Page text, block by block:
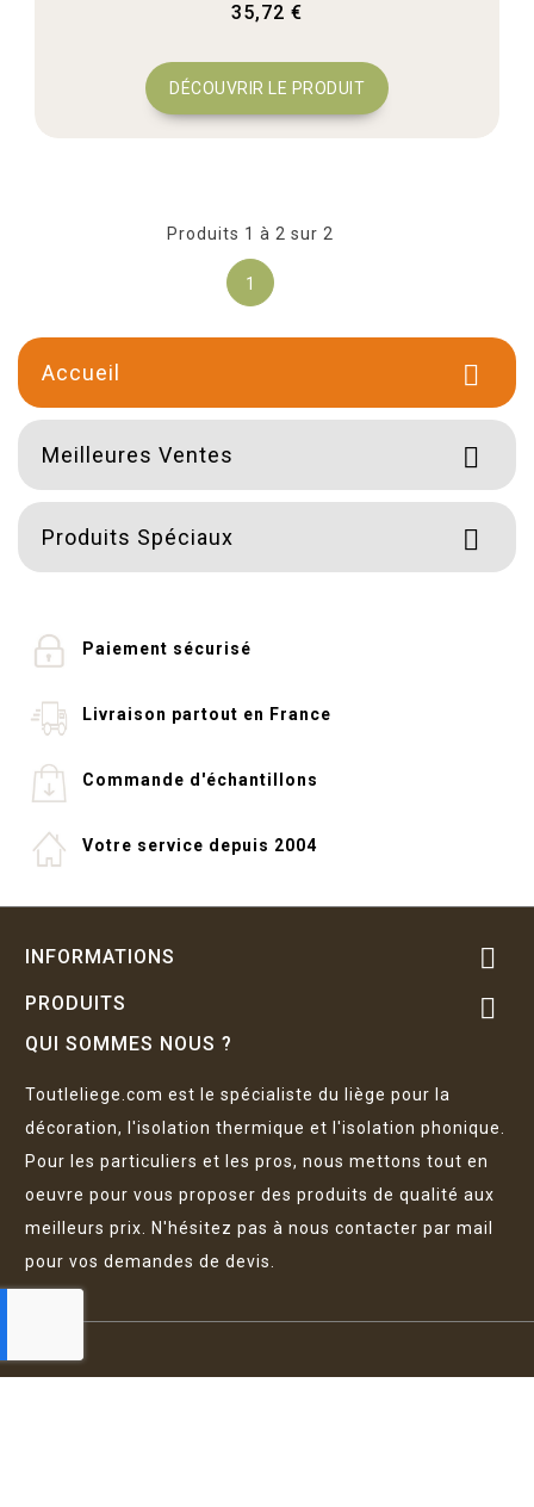
35,72 €
DÉCOUVRIR LE PRODUIT
Produits 1 à 2 sur 2
1
Accueil 
Meilleures Ventes 
Produits Spéciaux 
Paiement sécurisé
Livraison partout en France
Commande d'échantillons
Votre service depuis 2004
INFORMATIONS 
PRODUITS 
QUI SOMMES NOUS ?
Toutleliege.com est le spécialiste du liège pour la
décoration, l'isolation thermique et l'isolation phonique.
Pour les particuliers et les pros, nous mettons tout en
oeuvre pour vous proposer des produits de qualité aux
meilleurs prix. N'hésitez pas à nous contacter par mail
pour vos demandes de devis.